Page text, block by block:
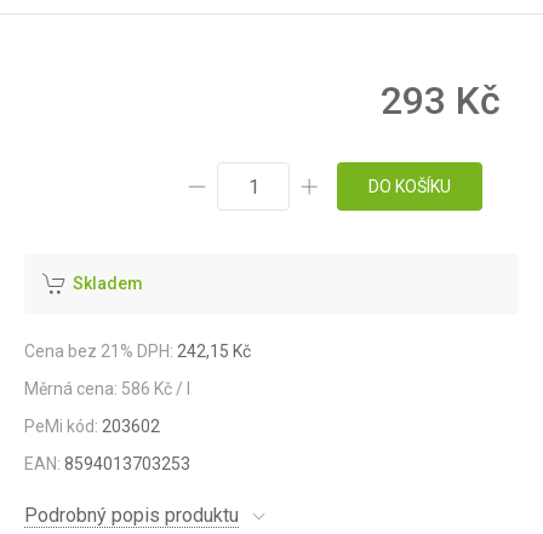
293 Kč
DO KOŠÍKU
Skladem
Cena bez 21% DPH: 242,15 Kč
Měrná cena: 586 Kč / l
PeMi kód: 203602
EAN: 8594013703253
Podrobný popis produktu